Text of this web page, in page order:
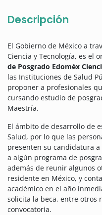
Descripción
El Gobierno de México a
Ciencia y Tecnología, es el
de Posgrado Edoméx
las Instituciones de Salud
proponer a profesionales
cursando estudio de
Maestría.
El ámbito de desarrollo de
Salud, por lo que las
presenten su candidatura
a algún programa de
además de reunir algunos
residente en México, y
académico en el año
solicita la beca, entre otros
convocatoria.